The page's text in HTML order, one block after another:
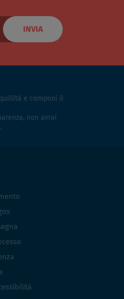
INVIA
e componi il
non avrai